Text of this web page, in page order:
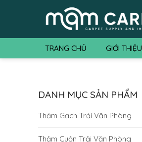
TRANG CHỦ GIỚI THIỆU
DANH MỤC SẢN PHẨM
Thảm Gạch Trải Văn Phòng
Thảm Cuộn Trải Văn Phòng